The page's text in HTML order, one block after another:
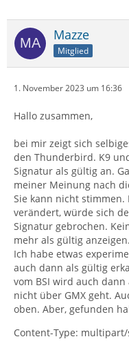
Mazze
Mitglied
1. November 2023 um 16:36
Hallo zusammen,
bei mir zeigt sich
den Thunderbird. K9
Signatur als gültig an.
meiner Meinung nach
Sie kann nicht
verändert, würde sich
Signatur gebrochen.
mehr als gültig anzeigen.
Ich habe etwas
auch dann als gültig
vom BSI wird auch
nicht über GMX geht.
oben. Aber, gefunden
Content-Type: